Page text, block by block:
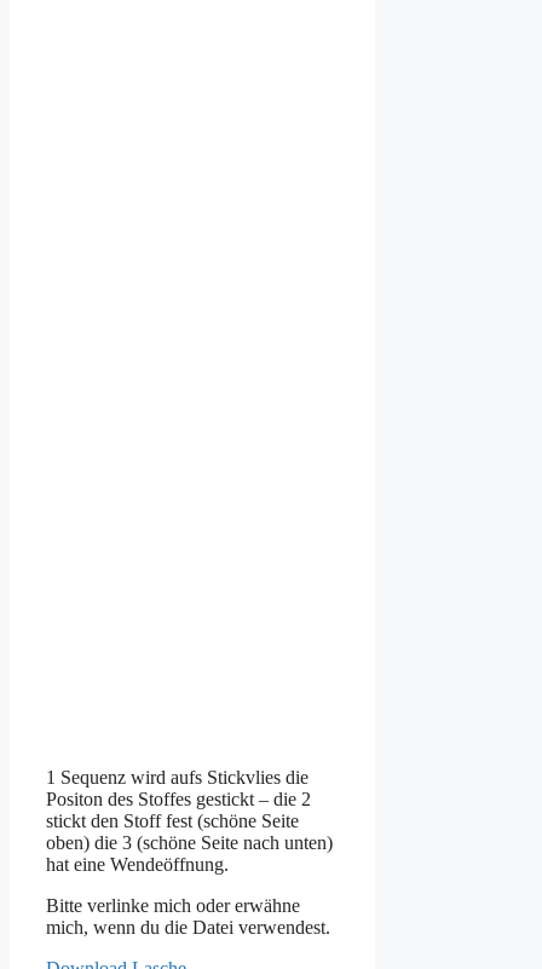
1 Sequenz wird aufs Stickvlies die
Positon des Stoffes gestickt – die 2
stickt den Stoff fest (schöne Seite
oben) die 3 (schöne Seite nach unten)
hat eine Wendeöffnung.
Bitte verlinke mich oder erwähne
mich, wenn du die Datei verwendest.